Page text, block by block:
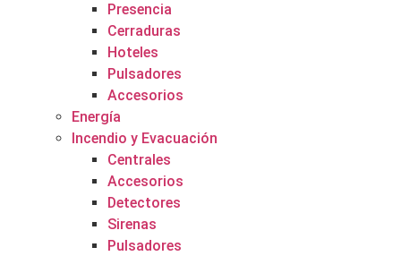
Presencia
Cerraduras
Hoteles
Pulsadores
Accesorios
Energía
Incendio y Evacuación
Centrales
Accesorios
Detectores
Sirenas
Pulsadores